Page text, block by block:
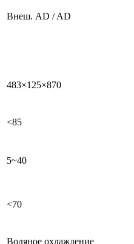
Внеш. AD / AD
483×125×870
<85
5~40
<70
Водяное охлаждение